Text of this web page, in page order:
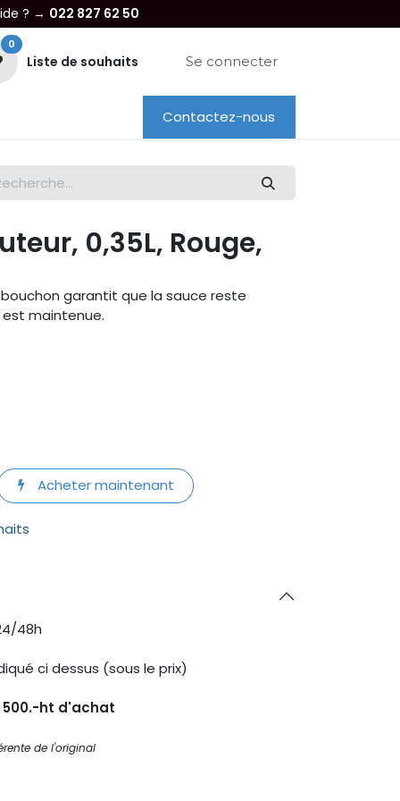
? → 022 827 62 50
0
Liste de souhaits Se connecter
Dépannage Location
Contactez-nous
0,35L, Rouge,
garantit que la sauce reste
maintenue.
Acheter maintenant
48h
ci dessus (sous le prix)
500.-ht d'achat
de l'original